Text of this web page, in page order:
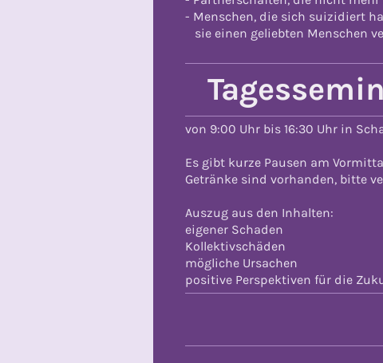
- Menschen, die sich suizidiert
sie einen geliebten Menschen
von 9:00 Uhr bis 16:30 Uhr in
Es gibt kurze Pausen am
Getränke sind vorhanden, bitte
Auszug aus den Inhalten:
eigener Schaden
Kollektivschäden
mögliche Ursachen
positive Perspektiven für die